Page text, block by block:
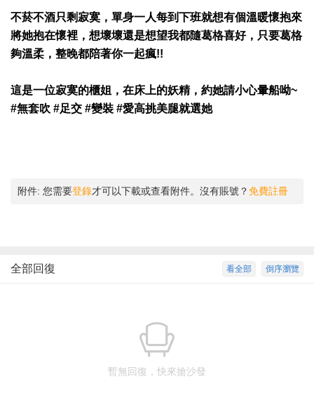
不菸不酒只剩寂寞，單身一人每到下班就想有個溫暖懷抱來
將她抱在懷裡，想壞壞還是想望我都隨葛格喜好，只要葛格
夠溫柔，整晚都陪著你一起瘋!!
這是一位寂寞的櫃姐，在床上的妖精，約她請小心暈船呦~
#無套吹 #足交 #變裝 #愛高挑美腿就選她
附件: 您需要登錄才可以下載或查看附件。沒有賬號？免費註冊
倒序瀏覽
看全部
全部回復
暫無回復，快來搶沙發